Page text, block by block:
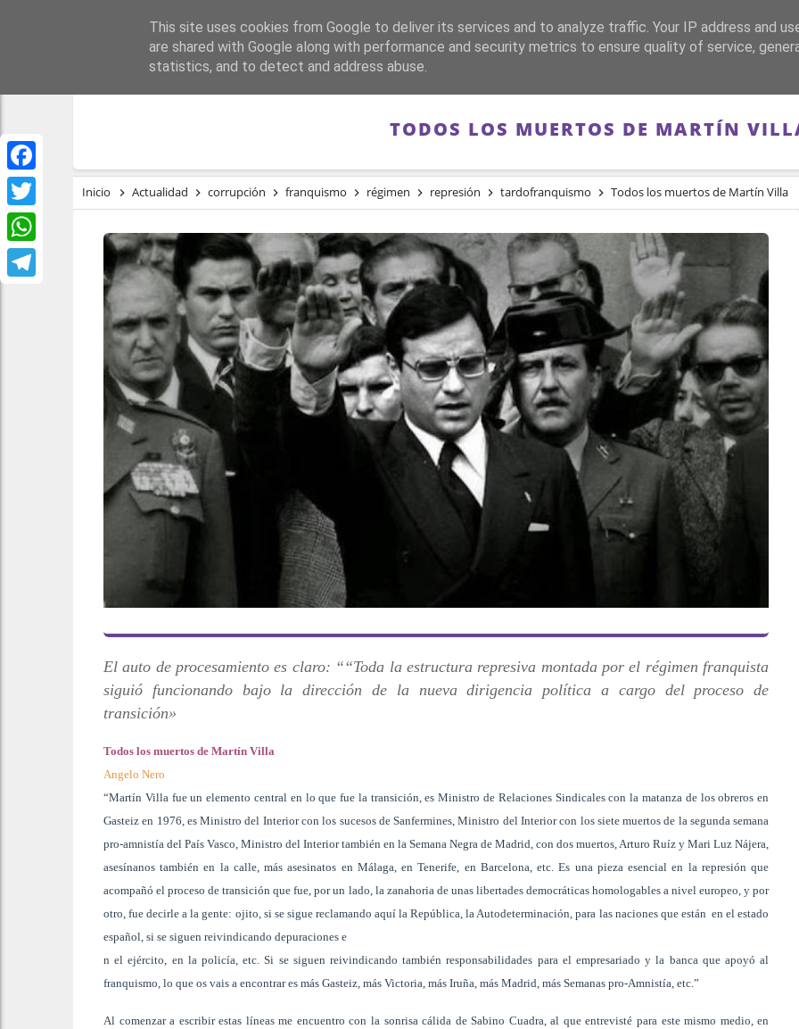
Facebook
Twitter
WhatsApp
PORTADA REPÚBLICA FRANQUISMO GUERRA DE ESPAÑA MEMORIA
TODOS LOS MUERTOS DE MARTÍN
Inicio Actualidad corrupción franquismo régimen represión tardofranquismo Todos los muertos de Martín Villa
El auto de procesamiento es claro: ““Toda la estructura represiva montada por el régimen franquista
siguió funcionando bajo la dirección de la nueva dirigencia política a cargo del proceso de
transición»
Todos los muertos de Martín Villa
Angelo Nero
“Martín Villa fue un elemento central en lo que fue la transición, es Ministro de Relaciones Sindicales con la matanza de los obreros en
Gasteiz en 1976, es Ministro del Interior con los sucesos de Sanfermines, Ministro del Interior con los siete muertos de la segunda semana
pro-amnistía del País Vasco, Ministro del Interior también en la Semana Negra de Madrid, con dos muertos, Arturo Ruíz y Mari Luz Nájera,
asesínanos también en la calle, más asesinatos en Málaga, en Tenerife, en Barcelona, etc. Es una pieza esencial en la represión que
acompañó el proceso de transición que fue, por un lado, la zanahoria de unas libertades democráticas homologables a nivel europeo, y por
otro, fue decirle a la gente: ojito, si se sigue reclamando aquí la República, la Autodeterminación, para las naciones que están en el estado
español, si se siguen reivindicando depuraciones e
n el ejército, en la policía, etc. Si se siguen reivindicando también responsabilidades para el empresariado y la banca que apoyó al
franquismo, lo que os vais a encontrar es más Gasteiz, más Victoria, más Iruña, más Madrid, más Semanas pro-Amnistía, etc.”
Al comenzar a escribir estas líneas me encuentro con la sonrisa cálida de Sabino Cuadra, al que entrevisté para este mismo medio, en
This site uses cookies from Google to deliver its services and to analyze traffic. Your IP address and
are shared with Google along with performance and security metrics to ensure quality of service,
statistics, and to detect and address abuse.